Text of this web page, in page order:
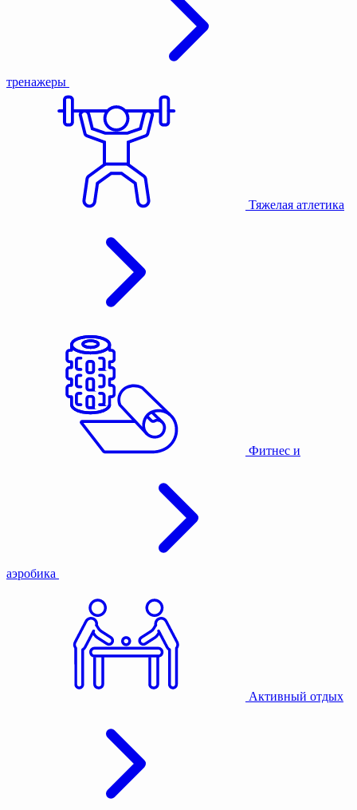
тренажеры
Тяжелая атлетика
Фитнес и
аэробика
Активный отдых